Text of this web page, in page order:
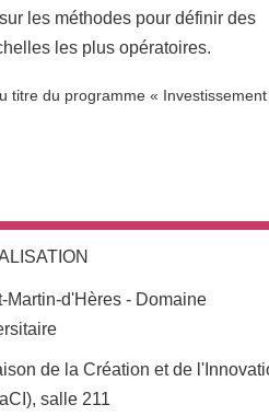
les méthodes pour définir des
les plus opératoires.
titre du programme « Investissement
Martin-d'Hères - Domaine
lieu
de la Création et de
salle 211